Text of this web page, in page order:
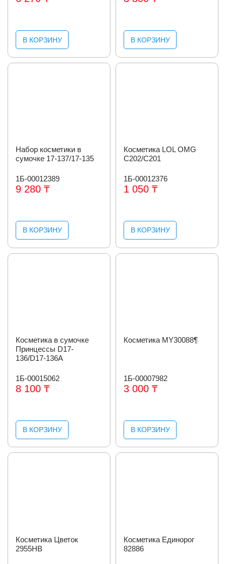
В КОРЗИНУ В КОРЗИНУ
Набор косметики в
сумочке 17-137/17-135
1Б-00012389
9 280 ₸
В КОРЗИНУ
Косметика LOL OMG
С202/С201
1Б-00012376
1 050 ₸
В КОРЗИНУ
Косметика в сумочке
Принцессы D17-
136/D17-136A
1Б-00015062
8 100 ₸
В КОРЗИНУ
Косметика MY30088¶
1Б-00007982
3 000 ₸
В КОРЗИНУ
Косметика Цветок
2955HB
Косметика Единорог
82886